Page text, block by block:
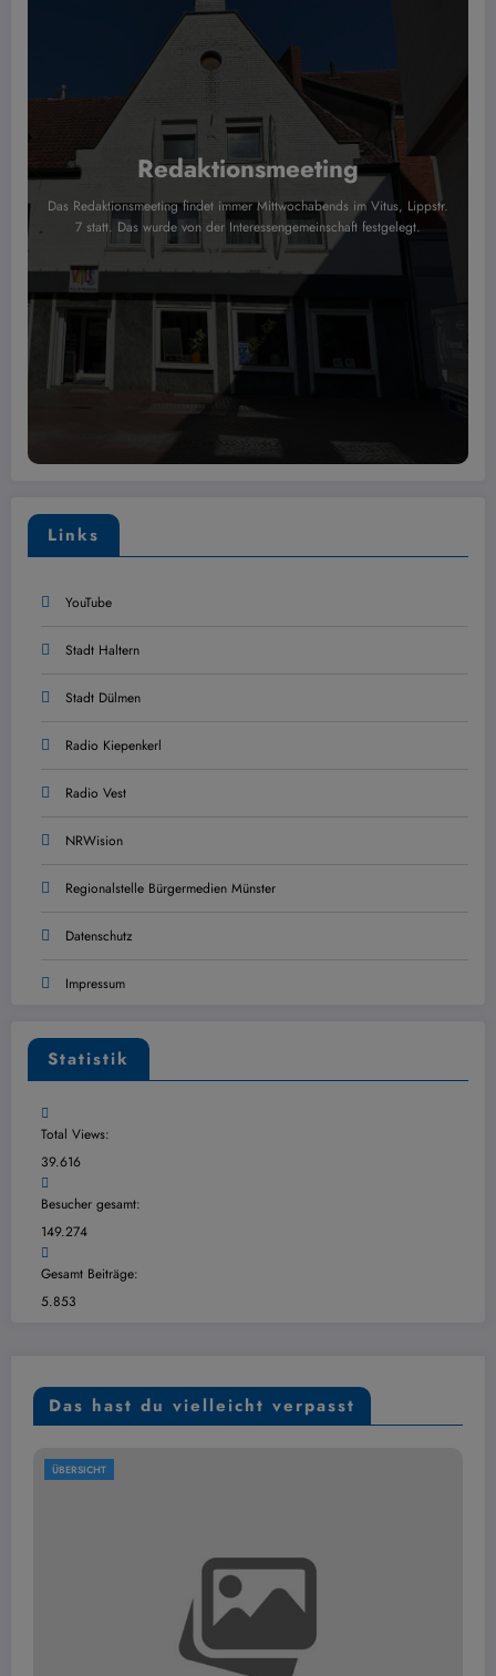
Redaktionsmeeting
Das Redaktionsmeeting findet immer Mittwochabends im Vitus, Lippstr.
7 statt. Das wurde von der Interessengemeinschaft festgelegt.
Links
YouTube
Stadt Haltern
Stadt Dülmen
Radio Kiepenkerl
Radio Vest
NRWision
Regionalstelle Bürgermedien Münster
Datenschutz
Impressum
Statistik
Total Views:
39.616
Besucher gesamt:
149.274
Gesamt Beiträge:
5.853
Das hast du vielleicht verpasst